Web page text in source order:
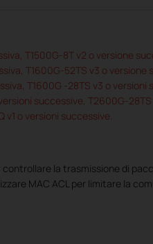
T1500G-8T v2 o versione
T1600G-52TS v3 o
T1600G -28TS v3 o
successive, T2600G-
o versioni successive.
la trasmissione di
MAC ACL per limitare la